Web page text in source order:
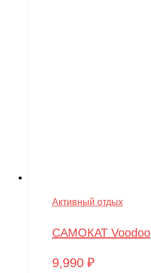
Активный отдых
САМОКАТ Voodoo
9,990 ₽